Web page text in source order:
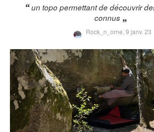
un topo permettant de découvrir
connus
Rock_n_orne, 9 janv. 23